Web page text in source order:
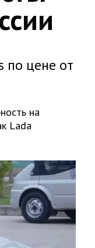
по цене от
на
Lada